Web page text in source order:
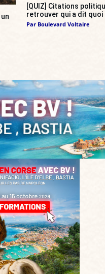
[QUIZ] Citations
retrouver qui a dit quoi
Par Boulevard Voltaire